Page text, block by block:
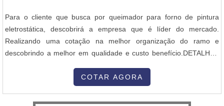
Para o cliente que busca por queimador para forno de pintura
eletrostática, descobrirá a empresa que é líder do mercado.
Realizando uma cotação na melhor organização do ramo e
descobrindo a melhor em qualidade e custo benefício.DETALHES
ELETROSTÁTICAQuem procura por queimador para forno de
descobre o site da Inovatti Queimadores Industriais...
COTAR AGORA